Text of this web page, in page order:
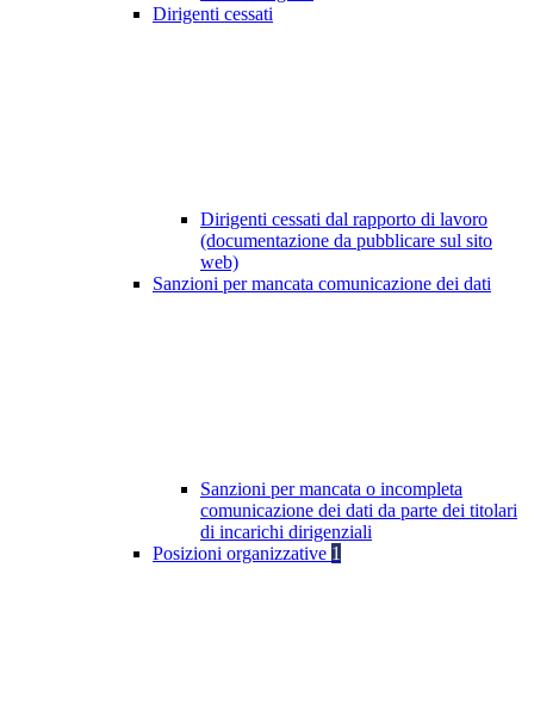
Dirigenti cessati
Dirigenti cessati dal rapporto di lavoro
(documentazione da pubblicare sul sito
web)
Sanzioni per mancata comunicazione dei dati
Sanzioni per mancata o incompleta
comunicazione dei dati da parte dei titolari
di incarichi dirigenziali
Posizioni organizzative 1